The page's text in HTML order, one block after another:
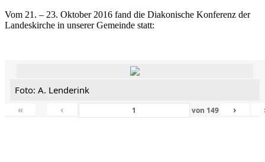
Vom 21. – 23. Oktober 2016 fand die Diakonische Konferenz der
Landeskirche in unserer Gemeinde statt:
Foto: A. Lenderink
«
‹ von 149 ›